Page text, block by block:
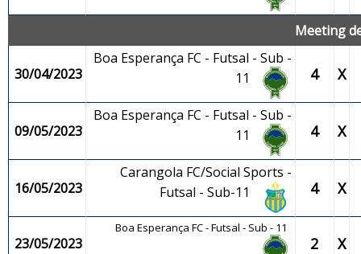
Meeting
30/04/2023
Boa Esperança FC - Futsal - Sub -
11
4 X
09/05/2023
Boa Esperança FC - Futsal - Sub -
11
4 X
16/05/2023
Carangola FC/Social Sports -
Futsal - Sub-11
4 X
23/05/2023
Boa Esperança FC - Futsal - Sub - 11
2 X